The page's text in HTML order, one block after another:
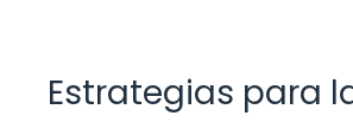
Estrategias para